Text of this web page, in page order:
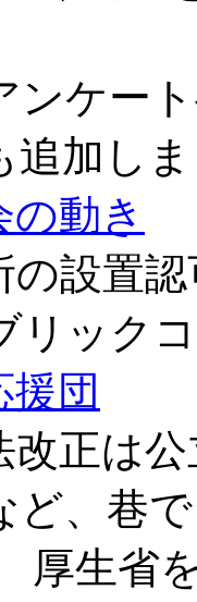
ンケー
追加し
動き
の設置
リック
団
改正は
ど、巷
厚生省